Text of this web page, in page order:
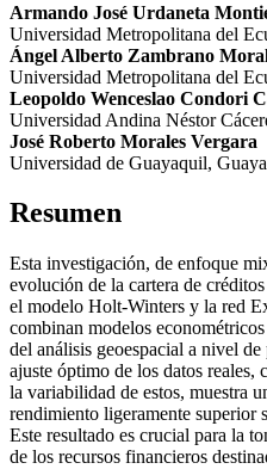
Armando José Urdaneta
Universidad Metropolitana del
Ángel Alberto Zambrano
Universidad Metropolitana del
Leopoldo Wenceslao Condori
Universidad Andina Néstor
José Roberto Morales Vergara
Universidad de Guayaquil,
Resumen
Esta investigación, de enfoque
evolución de la cartera de
el modelo Holt-Winters y la red
combinan modelos
del análisis geoespacial a nivel
ajuste óptimo de los datos reales,
la variabilidad de estos, muestra
rendimiento ligeramente superior
Este resultado es crucial para la
de los recursos financieros